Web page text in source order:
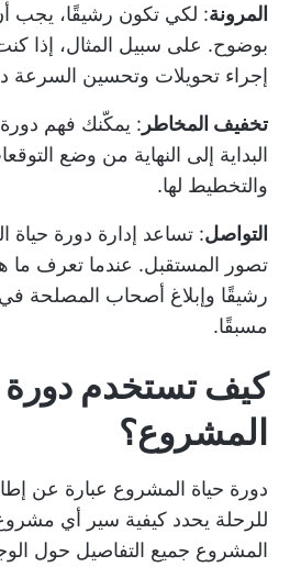
المرونة: لكي تكون رشيقًا، يجب
بوضوح. على سبيل المثال، إذا
إجراء تحويلات وتحسين السرعة
تخفيف المخاطر : يمكّنك فهم
البداية إلى النهاية من وضع
والتخطيط لها.
التواصل: تساعد إدارة دورة حياة
تصور المستقبل. عندما تعرف ما
رشيقًا وإبلاغ أصحاب المصلحة
مسبقًا.
كيف تستخدم دورة
المشروع؟
دورة حياة المشروع عبارة عن
للرحلة يحدد كيفية سير أي
المشروع جميع التفاصيل حول